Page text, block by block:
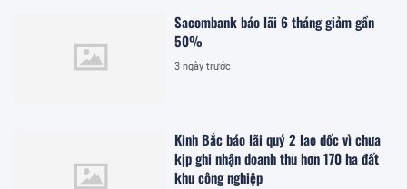
Sacombank báo lãi 6 tháng giảm gần
50%
3 ngày trước
Kinh Bắc báo lãi quý 2 lao dốc vì chưa
kịp ghi nhận doanh thu hơn 170 ha đất
khu công nghiệp